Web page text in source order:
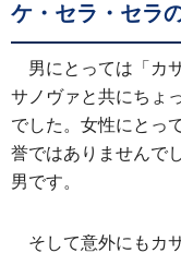
ケ・セラ・セラ
男にとっては「カ
サノヴァと共にちょ
でした。女性にとっ
誉ではありませんで
男です。
そして意外にもカ